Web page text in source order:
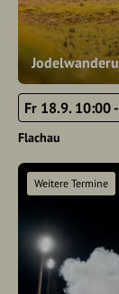
Fr 18.9. 10:00
Flachau
Weitere Termine